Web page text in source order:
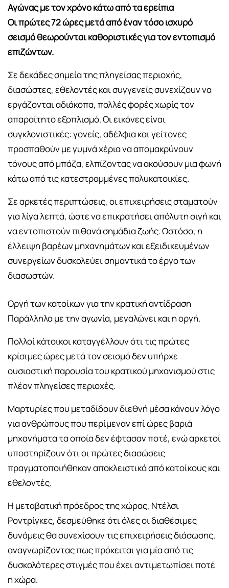
Αγώνας με τον χρόνο κάτω από τα ερείπια
Οι πρώτες 72 ώρες μετά από έναν τόσο ισχυρό
σεισμό θεωρούνται καθοριστικές για τον εντοπισμό
επιζώντων.
Σε δεκάδες σημεία της πληγείσας περιοχής,
διασώστες, εθελοντές και συγγενείς συνεχίζουν να
εργάζονται αδιάκοπα, πολλές φορές χωρίς τον
απαραίτητο εξοπλισμό. Οι εικόνες είναι
συγκλονιστικές: γονείς, αδέλφια και γείτονες
προσπαθούν με γυμνά χέρια να απομακρύνουν
τόνους από μπάζα, ελπίζοντας να ακούσουν μια φωνή
κάτω από τις κατεστραμμένες πολυκατοικίες.
Σε αρκετές περιπτώσεις, οι επιχειρήσεις σταματούν
για λίγα λεπτά, ώστε να επικρατήσει απόλυτη σιγή και
να εντοπιστούν πιθανά σημάδια ζωής. Ωστόσο, η
έλλειψη βαρέων μηχανημάτων και εξειδικευμένων
συνεργείων δυσκολεύει σημαντικά το έργο των
διασωστών.
Οργή των κατοίκων για την κρατική αντίδραση
Παράλληλα με την αγωνία, μεγαλώνει και η οργή.
Πολλοί κάτοικοι καταγγέλλουν ότι τις πρώτες
κρίσιμες ώρες μετά τον σεισμό δεν υπήρχε
ουσιαστική παρουσία του κρατικού μηχανισμού στις
πλέον πληγείσες περιοχές.
Μαρτυρίες που μεταδίδουν διεθνή μέσα κάνουν λόγο
για ανθρώπους που περίμεναν επί ώρες βαριά
μηχανήματα τα οποία δεν έφτασαν ποτέ, ενώ αρκετοί
υποστηρίζουν ότι οι πρώτες διασώσεις
πραγματοποιήθηκαν αποκλειστικά από κατοίκους και
εθελοντές.
Η μεταβατική πρόεδρος της χώρας, Ντέλσι
Ροντρίγκες, δεσμεύθηκε ότι όλες οι διαθέσιμες
δυνάμεις θα συνεχίσουν τις επιχειρήσεις διάσωσης,
αναγνωρίζοντας πως πρόκειται για μία από τις
δυσκολότερες στιγμές που έχει αντιμετωπίσει ποτέ
η χώρα.